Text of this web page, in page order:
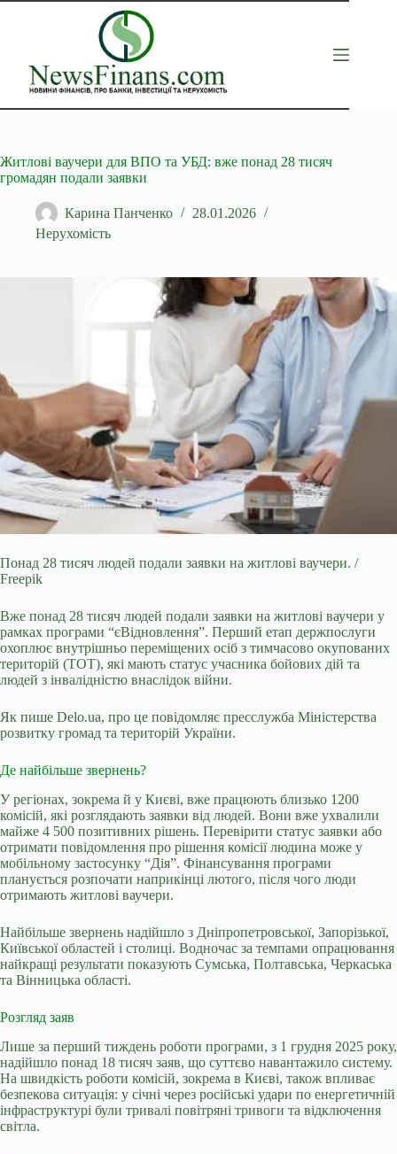
Перейти
Житлові ваучери для ВПО та УБД: вже понад 28 тисяч
громадян подали заявки
Карина Панченко
28.01.2026
Нерухомість
Понад 28 тисяч людей подали заявки на житлові ваучери. /
Freepik
Вже понад 28 тисяч людей подали заявки на житлові ваучери у
рамках програми “єВідновлення”. Перший етап держпослуги
охоплює внутрішньо переміщених осіб з тимчасово окупованих
територій (ТОТ), які мають статус учасника бойових дій та
людей з інвалідністю внаслідок війни.
Як пише Delo.ua, про це повідомляє пресслужба Міністерства
розвитку громад та територій України.
Де найбільше звернень?
У регіонах, зокрема й у Києві, вже працюють близько 1200
комісій, які розглядають заявки від людей. Вони вже ухвалили
майже 4 500 позитивних рішень. Перевірити статус заявки або
отримати повідомлення про рішення комісії людина може у
мобільному застосунку “Дія”. Фінансування програми
планується розпочати наприкінці лютого, після чого люди
отримають житлові ваучери.
Найбільше звернень надійшло з Дніпропетровської, Запорізької,
Київської областей і столиці. Водночас за темпами опрацювання
найкращі результати показують Сумська, Полтавська, Черкаська
та Вінницька області.
Розгляд заяв
Лише за перший тиждень роботи програми, з 1 грудня 2025 року,
надійшло понад 18 тисяч заяв, що суттєво навантажило систему.
На швидкість роботи комісій, зокрема в Києві, також впливає
безпекова ситуація: у січні через російські удари по енергетичній
інфраструктурі були тривалі повітряні тривоги та відключення
світла.